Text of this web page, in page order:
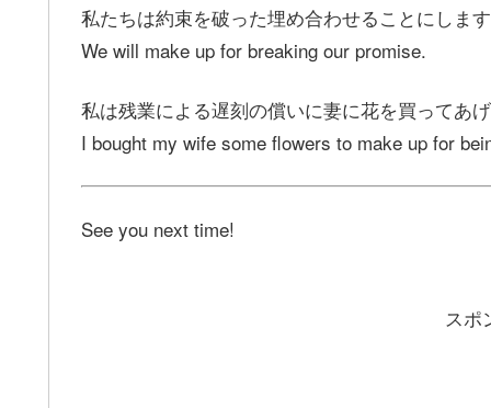
私たちは約束を破った埋め合わせることにしま
We will make up for breaking our promise.
私は残業による遅刻の償いに妻に花を買ってあ
I bought my wife some flowers to make up for
See you next time!
スポ